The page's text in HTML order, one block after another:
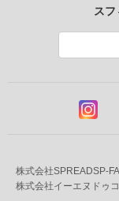
ス
株式会社SPREADSP-
株式会社イーエヌドゥ